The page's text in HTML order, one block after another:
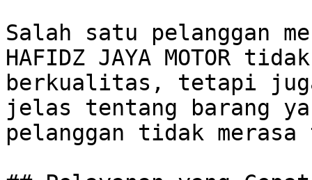
Salah satu pelanggan
HAFIDZ JAYA MOTOR
berkualitas, tetapi
jelas tentang barang
pelanggan tidak